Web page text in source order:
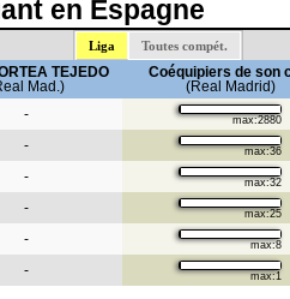
en Espagne
Liga Toutes compét.
TEJEDO
Mad.)
Coéquipiers de son
(Real Madrid)
- max:2880
- max:36
- max:32
- max:25
- max:8
- max:1